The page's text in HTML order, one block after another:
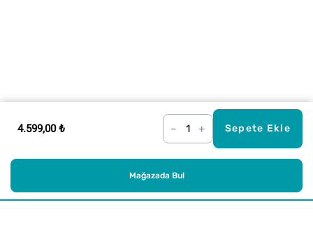
4.599,00 ₺ – + Sepete Ekle
Mağazada Bul